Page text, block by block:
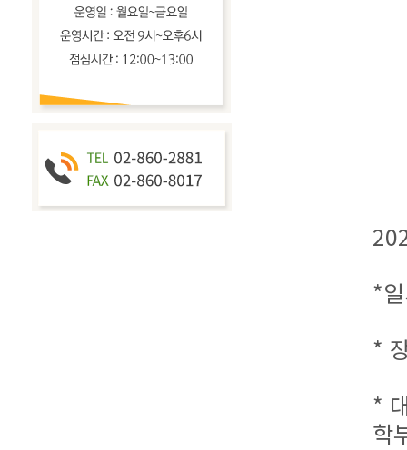
*
*
*
학